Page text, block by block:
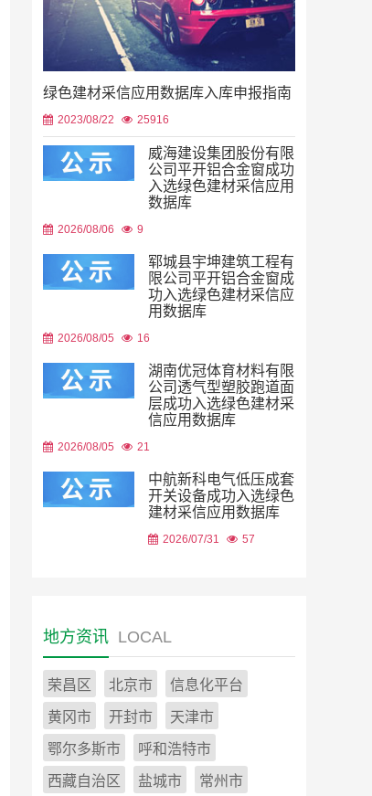
绿色建材采信应用数据库入库申报指南
2023/08/22 25916
威海建设集团股份有限
公司平开铝合金窗成功
入选绿色建材采信应用
数据库
2026/08/06 9
郓城县宇坤建筑工程有
限公司平开铝合金窗成
功入选绿色建材采信应
用数据库
2026/08/05 16
湖南优冠体育材料有限
公司透气型塑胶跑道面
层成功入选绿色建材采
信应用数据库
2026/08/05 21
中航新科电气低压成套
开关设备成功入选绿色
建材采信应用数据库
2026/07/31 57
地方资讯 LOCAL
荣昌区 北京市 信息化平台
黄冈市 开封市 天津市
鄂尔多斯市 呼和浩特市
西藏自治区 盐城市 常州市